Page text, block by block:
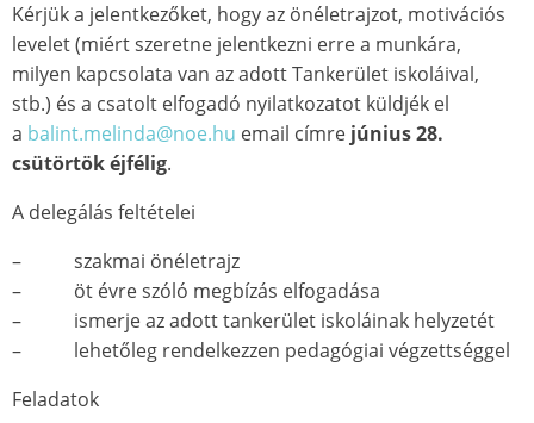
Kérjük a jelentkezőket, hogy az önéletrajzot, motivációs
levelet (miért szeretne jelentkezni erre a munkára,
milyen kapcsolata van az adott Tankerület iskoláival,
stb.) és a csatolt elfogadó nyilatkozatot küldjék el
a balint.melinda@noe.hu email címre június 28.
csütörtök éjfélig.
A delegálás feltételei
– szakmai önéletrajz
– öt évre szóló megbízás elfogadása
– ismerje az adott tankerület iskoláinak helyzetét
– lehetőleg rendelkezzen pedagógiai végzettséggel
Feladatok